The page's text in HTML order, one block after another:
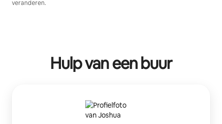
veranderen.
Hulp van een buur